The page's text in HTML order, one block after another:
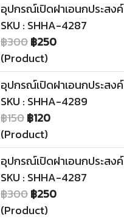
อุปกรณ์เปิดฝาเอนกประสงค์
SKU : SHHA-4287
฿300฿250
(Product)
อุปกรณ์เปิดฝาเอนกประสงค์
SKU : SHHA-4289
฿150฿120
(Product)
อุปกรณ์เปิดฝาเอนกประสงค์
SKU : SHHA-4287
฿300฿250
(Product)